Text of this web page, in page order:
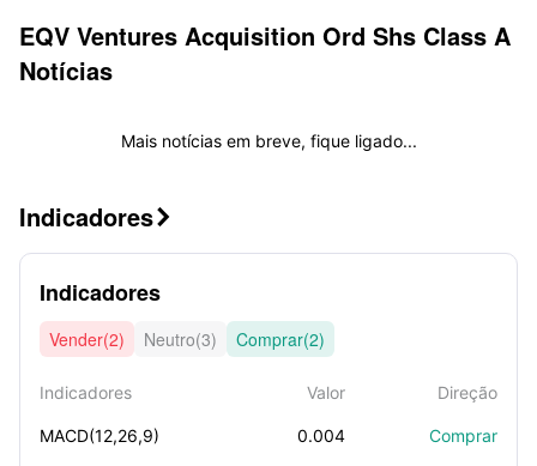
EQV Ventures Acquisition Ord Shs Class A
Notícias
Mais notícias em breve, fique ligado...
Indicadores
Indicadores
Vender(2) Neutro(3) Comprar(2)
Indicadores Valor Direção
MACD(12,26,9) 0.004 Comprar